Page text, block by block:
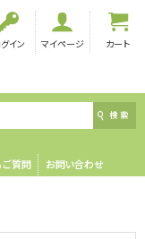
イン マイページ カート
検索
ご質問 お問い合わせ